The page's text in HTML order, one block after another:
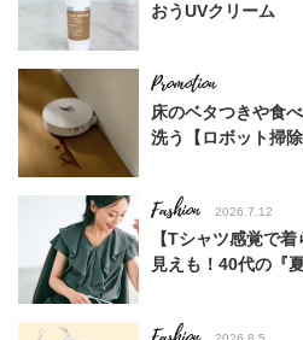
おうUVクリーム
床のベタつきや食
洗う【ロボット掃除
Fashion 2026.7.12
【Tシャツ感覚で
見えも！40代の『